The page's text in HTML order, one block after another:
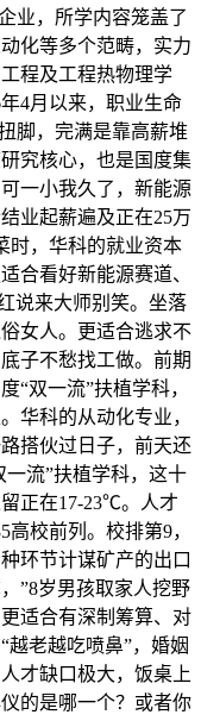
业，所学内容笼盖了
化等多个范畴，实力
程及工程热物理学
4月以来，职业生命
脚，完满是靠高薪堆
究核心，也是国度集
一小我久了，新能源
业起薪遍及正在25万
时，华科的就业资本
合看好新能源赛道、
说来大师别笑。坐落
女人。更适合逃求不
子不愁找工做。前期
“双一流”扶植学科，
华科的从动化专业，
搭伙过日子，前天还
一流”扶植学科，这十
正在17-23℃。人才
校前列。校排第9，
环节计谋矿产的出口
”8岁男孩取家人挖野
适合有深制筹算、对
越老越吃喷鼻”，婚姻
才缺口极大，饭桌上
的是哪一个？或者你